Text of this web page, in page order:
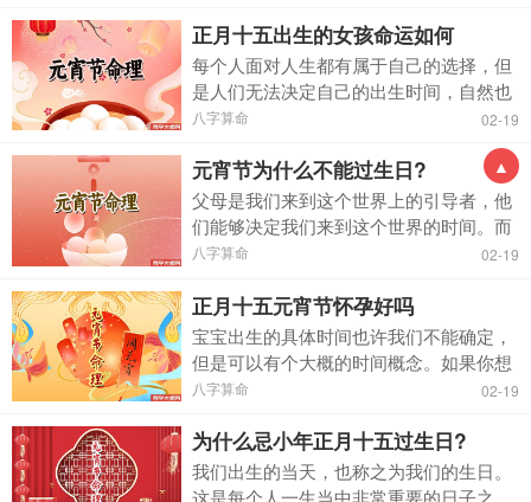
展，这样子自己也能够有所把握，提前应
对可能遇到的人生障碍。 正...
正月十五出生的女孩命运如何
每个人面对人生都有属于自己的选择，但
是人们无法决定自己的出生时间，自然也
无法决定上天定下来的命运。不过人们可
以参照出生日期分析自己人生发展那么也
能够提前做好措施，未来的人生发展自然
也能够顺畅得多。 正月十...
八字算命 02-19
元宵节为什么不能过生日?
父母是我们来到这个世界上的引导者，他
们能够决定我们来到这个世界的时间。而
我们出生的时间也会决定我们的运势，也
跟倒霉挂钩还是好运加身。出生在元宵节
的人也不在少数，坊间有...
八字算命 02-19
正月十五元宵节怀孕好吗
宝宝出生的具体时间也许我们不能确定，
但是可以有个大概的时间概念。如果你想
要宝宝出生在特定的时间当中，蕞关键的
孕的时间才能够决定宝宝的出生时间，决
定宝宝的命运。我听到一...
八字算命 02-19
为什么忌小年正月十五过生日?
我们出生的当天，也称之为我们的生日。
这是每个人一生当中非常重要的日子之
▲